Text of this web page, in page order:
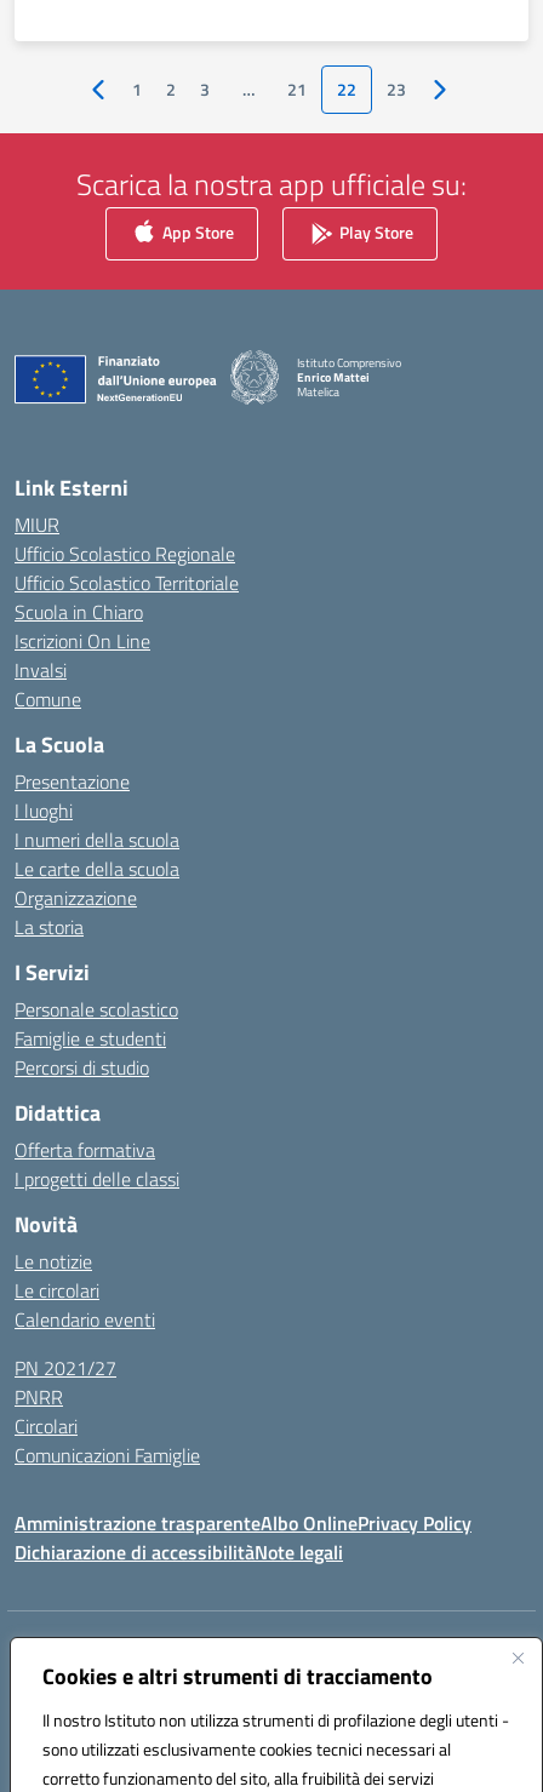
Cookies e altri strumenti di tracciamento
Il nostro Istituto non utilizza strumenti di profilazione degli utenti -
sono utilizzati esclusivamente cookies tecnici necessari al
corretto funzionamento del sito, alla fruibilità dei servizi
Pagina precedente
1 2 3 … 21 22 23 Pagina
Scarica la nostra app ufficiale su:
App Store Play Store
Istituto Comprensivo
Enrico Mattei
Matelica
Link Esterni
MIUR
Ufficio Scolastico Regionale
Ufficio Scolastico Territoriale
Scuola in Chiaro
Iscrizioni On Line
Invalsi
Comune
La Scuola
Presentazione
I luoghi
I numeri della scuola
Le carte della scuola
Organizzazione
La storia
I Servizi
Personale scolastico
Famiglie e studenti
Percorsi di studio
Didattica
Offerta formativa
I progetti delle classi
Novità
Le notizie
Le circolari
Calendario eventi
PN 2021/27
PNRR
Circolari
Comunicazioni Famiglie
Amministrazione trasparenteAlbo OnlinePrivacy Policy
Dichiarazione di accessibilitàNote legali
Indirizzo:
Centralino:(+39) 0737787634 Email:mcic80700n@istruzione.it
Codice fiscale: 92010940432
Codice meccanografico:
MCIC80700N